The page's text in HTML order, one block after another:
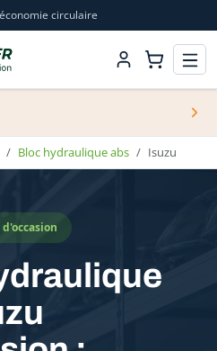
circulaire
Bloc hydraulique abs Isuzu